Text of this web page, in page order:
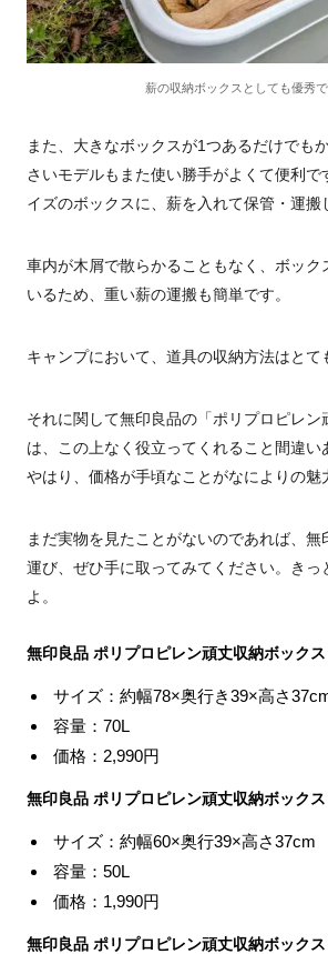
薪の収納ボックスとしても優秀で
また、大きなボックスが1つあるだけでも
さいモデルもまた使い勝手がよくて便利で
イズのボックスに、薪を入れて保管・運搬
車内が木屑で散らかることもなく、ボック
いるため、重い薪の運搬も簡単です。
キャンプにおいて、道具の収納方法はとて
それに関して無印良品の「ポリプロピレン
は、この上なく役立ってくれること間違い
やはり、価格が手頃なことがなによりの魅
まだ実物を見たことがないのであれば、無
運び、ぜひ手に取ってみてください。きっ
よ。
無印良品 ポリプロピレン頑丈収納ボック
サイズ：約幅78×奥行き39×高さ
容量：70L
価格：2,990円
無印良品 ポリプロピレン頑丈収納ボック
サイズ：約幅60×奥行39×高さ37cm
容量：50L
価格：1,990円
無印良品 ポリプロピレン頑丈収納ボック